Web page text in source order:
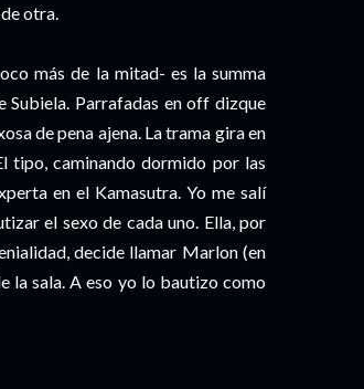
otra.
más de la mitad- es la summa
Subiela. Parrafadas en off dizque
de pena ajena. La trama gira en
tipo, caminando dormido por las
en el Kamasutra. Yo me salí
el sexo de cada uno. Ella, por
decide llamar Marlon (en
la sala. A eso yo lo bautizo como